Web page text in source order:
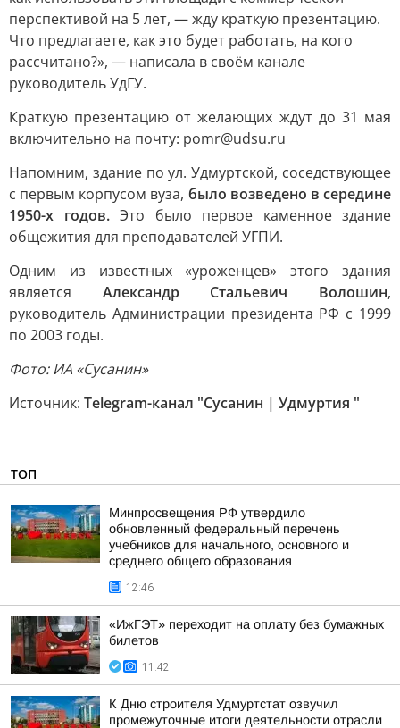
перспективой на 5 лет, — жду краткую презентацию.
Что предлагаете, как это будет работать, на кого
рассчитано?», — написала в своём канале
руководитель УдГУ.
Краткую презентацию от желающих ждут до 31 мая
включительно на почту: pomr@udsu.ru
Напомним, здание по ул. Удмуртской, соседствующее
с первым корпусом вуза, было возведено в середине
1950-х годов.Это было первое каменное здание
общежития для преподавателей УГПИ.
Одним из известных «уроженцев» этого здания
является Александр Стальевич Волошин,
руководитель Администрации президента РФ с 1999
по 2003 годы.
Фото: ИА «Сусанин»
Источник: Telegram-канал "Сусанин | Удмуртия "
ТОП
Минпросвещения РФ утвердило
обновленный федеральный перечень
учебников для начального, основного и
среднего общего образования
12:46
«ИжГЭТ» переходит на оплату без бумажных
билетов
11:42
К Дню строителя Удмуртстат озвучил
промежуточные итоги деятельности отрасли